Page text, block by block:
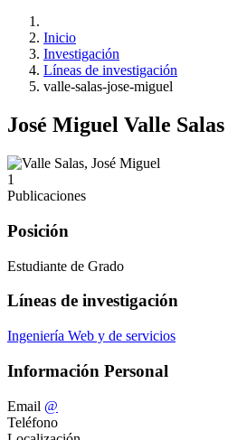
Inicio
Investigación
Líneas de investigación
valle-salas-jose-miguel
José Miguel Valle Salas
1
Publicaciones
Posición
Estudiante de Grado
Líneas de investigación
Ingeniería Web y de servicios
Información Personal
Email @
Teléfono